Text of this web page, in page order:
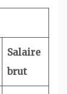
Salaire
brut